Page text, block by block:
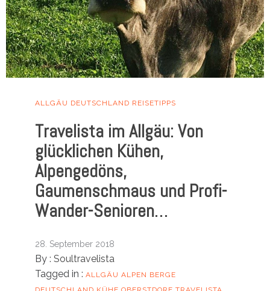
ALLGÄU DEUTSCHLAND REISETIPPS
Travelista im Allgäu: Von
glücklichen Kühen,
Alpengedöns,
Gaumenschmaus und Profi-
Wander-Senioren…
28. September 2018
By : Soultravelista
Tagged in : ALLGÄU ALPEN BERGE